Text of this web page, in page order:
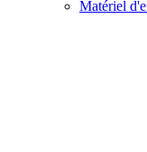
Matériel